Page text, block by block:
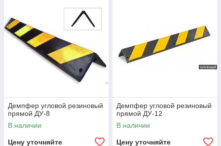
Демпфер угловой резиновый
прямой ДУ-8
В наличии
Цену уточняйте
Демпфер угловой резиновый
прямой ДУ-12
В наличии
Цену уточняйте